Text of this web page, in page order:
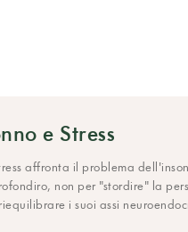
e Stress
affronta il problema
non per "stordire" la
i suoi assi